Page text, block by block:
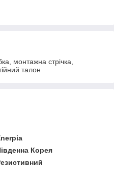
монтажна стрічка,
талон
Корея